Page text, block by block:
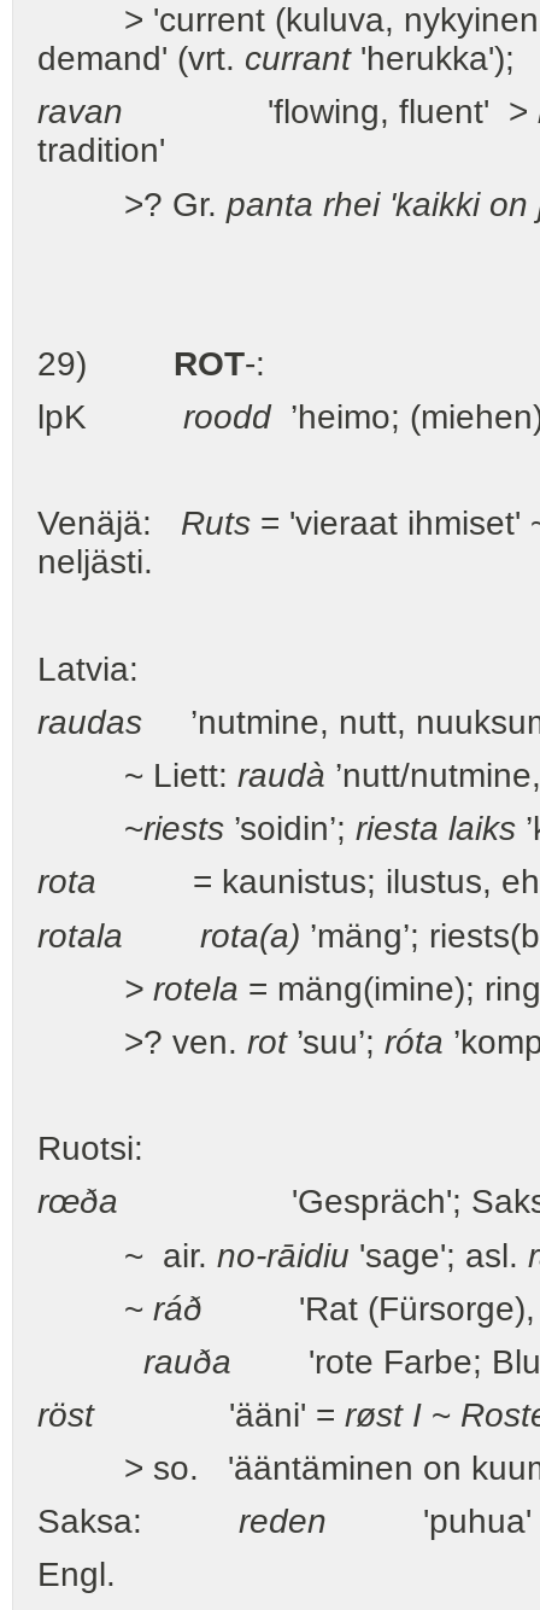
> 'current (kuluva, nykyinen;
demand' (vrt. currant'herukka');
ravan 'flowing, fluent' >
tradition'
>? Gr. panta rhei 'kaikki on
29) ROT-:
lpK roodd’heimo;
Venäjä: Ruts = 'vieraat ihmiset'
neljästi.
Latvia:
raudas ’nutmine, nutt,
~ Liett: raudà ’nutt/
~riests ’soidin’; riesta laiks
rota = kaunistus; ilustus,
rotala
rota(a) ’mäng’;
> rotela = mäng(imine);
>? ven. rot’suu’; róta
Ruotsi:
rœða 'Gespräch'; Saks.
~ air. no-rāidiu 'sage'; asl.
~ ráð 'Rat (Fürsorge),
rauða 'rote Farbe;
röst'ääni' = røst I ~
> so. 'ääntäminen on
Saksa: reden 'puhua'
Engl.